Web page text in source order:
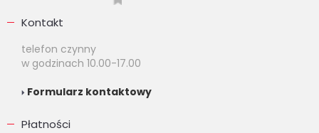
Kontakt
telefon czynny
w godzinach 10.00-17.00
Formularz kontaktowy
Płatności